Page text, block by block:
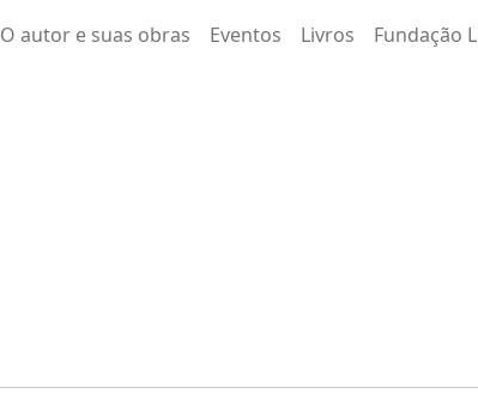
O autor e suas obras Eventos Livros Fundação